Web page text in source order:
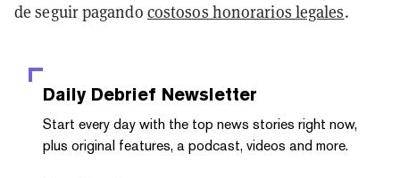
de seguir pagando costosos honorarios legales.
Daily Debrief Newsletter
Start every day with the top news stories right now,
plus original features, a podcast, videos and more.